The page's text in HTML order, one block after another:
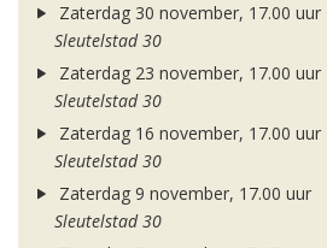
Zaterdag 30 november, 17.00 uur
Sleutelstad 30
Zaterdag 23 november, 17.00 uur
Sleutelstad 30
Zaterdag 16 november, 17.00 uur
Sleutelstad 30
Zaterdag 9 november, 17.00 uur
Sleutelstad 30